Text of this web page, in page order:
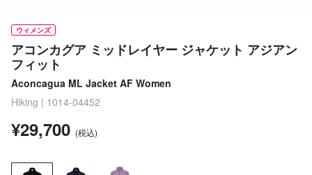
ウィメンズ
アコンカグア ミッドレイヤー ジャケット アジアン
フィット
Aconcagua ML Jacket AF Women
Hiking | 1014-04452
¥29,700 (税込)